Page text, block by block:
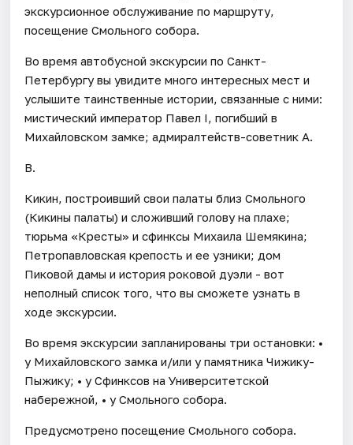
экскурсионное обслуживание по маршруту,
посещение Смольного собора.
Во время автобусной экскурсии по Санкт-
Петербургу вы увидите много интересных мест и
услышите таинственные истории, связанные с ними:
мистический император Павел I, погибший в
Михайловском замке; адмиралтейств-советник А.
В.
Кикин, построивший свои палаты близ Смольного
(Кикины палаты) и сложивший голову на плахе;
тюрьма «Кресты» и сфинксы Михаила Шемякина;
Петропавловская крепость и ее узники; дом
Пиковой дамы и история роковой дуэли - вот
неполный список того, что вы сможете узнать в
ходе экскурсии.
Во время экскурсии запланированы три остановки: •
у Михайловского замка и/или у памятника Чижику-
Пыжику; • у Сфинксов на Университетской
набережной, • у Смольного собора.
Предусмотрено посещение Смольного собора.